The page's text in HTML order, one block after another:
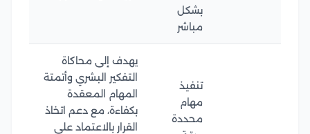
بشكل
مباشر
تنفيذ
مهام
محددة
يهدف إلى محاكاة
التفكير البشري وأتمتة
المهام المعقدة
بكفاءة، مع دعم اتخاذ
القرار بالاعتماد على